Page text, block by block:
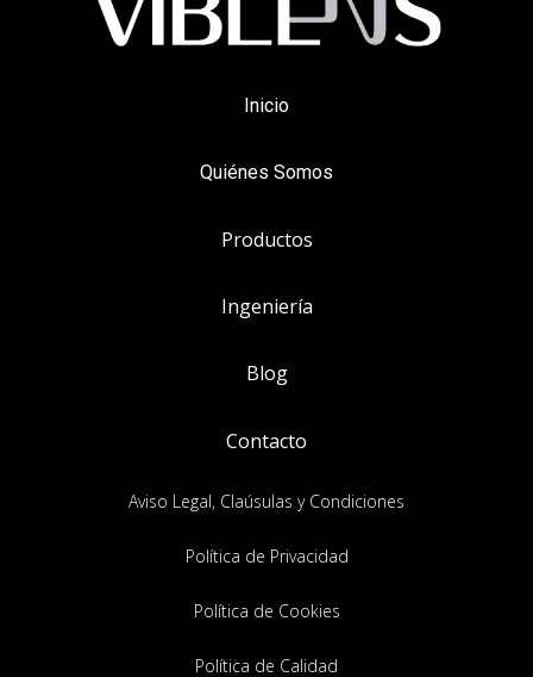
Inicio
Quiénes Somos
Productos
Ingeniería
Blog
Contacto
Aviso Legal, Claúsulas y Condiciones
Política de Privacidad
Política de Cookies
Política de Calidad